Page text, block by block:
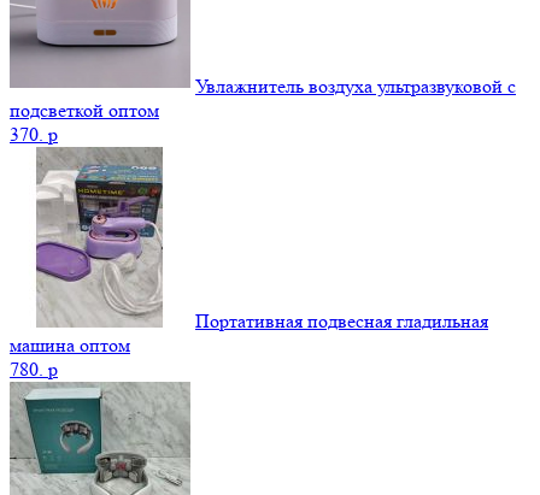
Увлажнитель воздуха ультразвуковой с
подсветкой оптом
370. p
Портативная подвесная гладильная
машина оптом
780. p